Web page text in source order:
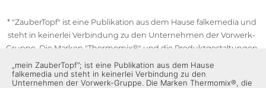
* "ZauberTopf" ist eine Publikation aus dem Hause falkemedia und
steht in keinerlei Verbindung zu den Unternehmen der Vorwerk-
Gruppe. Die Marken "Thermomix®" und die Produktgestaltungen
des "Thermomix®" sind eingetragene Marken der Unternehmen
der Vorwerk-Gruppe. Die Marken Thermomix®, die Zeichen TM5®,
„mein ZauberTopf”; ist eine Publikation aus dem Hause
falkemedia und steht in keinerlei Verbindung zu den
Unternehmen der Vorwerk-Gruppe. Die Marken Thermomix®, die